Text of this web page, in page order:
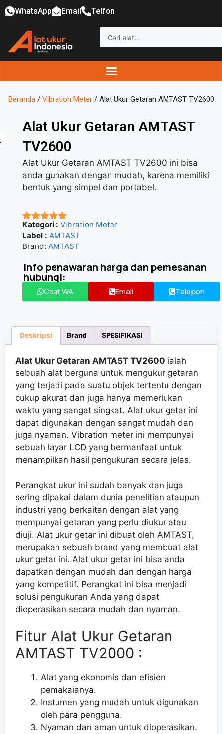
WhatsApp Email Telfon
Beranda/ Vibration Meter/ Alat Ukur Getaran AMTAST TV2600
Alat Ukur Getaran AMTAST
TV2600
Alat Ukur Getaran AMTAST TV2600 ini bisa
anda gunakan dengan mudah, karena memiliki
bentuk yang simpel dan portabel.
★★★★★
Kategori : Vibration Meter
Label : AMTAST
Brand: AMTAST
Info penawaran harga dan pemesanan
hubungi:
Chat WA Email Telepon
Deskripsi Brand SPESIFIKASI
Alat Ukur Getaran AMTAST TV2600 ialah
sebuah alat berguna untuk mengukur getaran
yang terjadi pada suatu objek tertentu dengan
cukup akurat dan juga hanya memerlukan
waktu yang sangat singkat. Alat ukur getar ini
dapat digunakan dengan sangat mudah dan
juga nyaman. Vibration meter ini mempunyai
sebuah layar LCD yang bermanfaat untuk
menampilkan hasil pengukuran secara jelas.
Perangkat ukur ini sudah banyak dan juga
sering dipakai dalam dunia penelitian ataupun
industri yang berkaitan dengan alat yang
mempunyai getaran yang perlu diukur atau
diuji. Alat ukur getar ini dibuat oleh AMTAST,
merupakan sebuah brand yang membuat alat
ukur getar ini. Alat ukur getar ini bisa anda
dapatkan dengan mudah dan dengan harga
yang kompetitif. Perangkat ini bisa menjadi
solusi pengukuran Anda yang dapat
dioperasikan secara mudah dan nyaman.
Fitur Alat Ukur Getaran
AMTAST TV2000 :
Alat yang ekonomis dan efisien
pemakaianya.
Instumen yang mudah untuk digunakan
oleh para pengguna.
Nyaman dan aman untuk dioperasikan.